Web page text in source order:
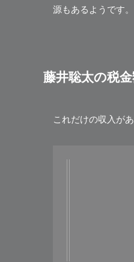
源もあるようです。
藤井聡太の税金
これだけの収入が